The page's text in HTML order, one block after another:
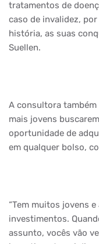
tratamentos de
caso de invalidez,
história, as suas
Suellen.
A consultora
mais jovens
oportunidade de
em qualquer bolso,
“Tem muitos jovens
investimentos.
assunto, vocês vão